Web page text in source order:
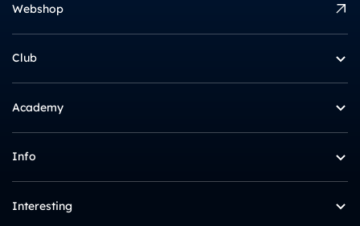
Webshop
Club
Academy
Info
Interesting